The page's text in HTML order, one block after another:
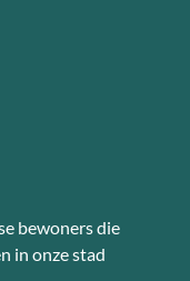
bewoners die
in onze stad